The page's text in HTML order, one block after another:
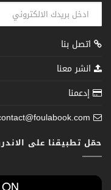
اتصل بنا
انشر معنا
إدعمنا
حمّل تطبيقنا على